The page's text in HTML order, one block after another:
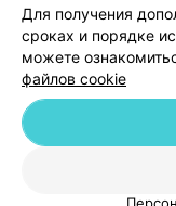
© 2026 ООО «Артокс
Для получения
сроках и порядке
можете
файлов cookie